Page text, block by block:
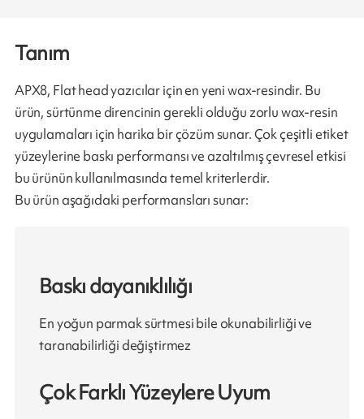
Tanım
APX8, Flat head yazıcılar için en yeni wax-resindir. Bu
ürün, sürtünme direncinin gerekli olduğu zorlu wax-resin
uygulamaları için harika bir çözüm sunar. Çok çeşitli etiket
yüzeylerine baskı performansı ve azaltılmış çevresel etkisi
bu ürünün kullanılmasında temel kriterlerdir.
Bu ürün aşağıdaki performansları sunar:
Baskı dayanıklılığı
En yoğun parmak sürtmesi bile okunabilirliği ve
taranabilirliği değiştirmez
Çok Farklı Yüzeylere Uyum